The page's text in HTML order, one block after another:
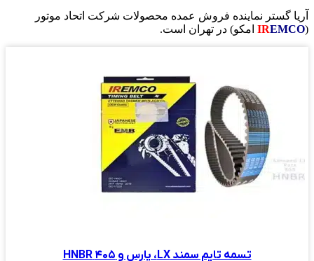
نماینده فروش عمده محصولات شرکت اتحاد موتور
IRامکو) در تهران است.
تسمه تایم سمند LX، پارس و ۴۰۵ HNBR